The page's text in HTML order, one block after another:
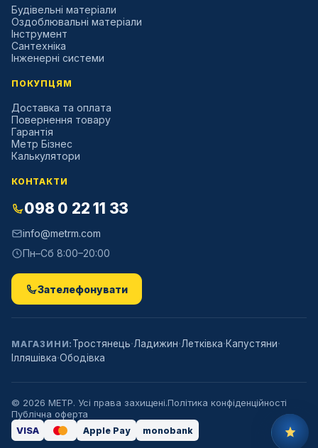
Будівельні матеріали
Оздоблювальні матеріали
Інструмент
Сантехніка
Інженерні системи
ПОКУПЦЯМ
Доставка та оплата
Повернення товару
Гарантія
Метр Бізнес
Калькулятори
КОНТАКТИ
098 0 22 11 33
info@metrm.com
Пн–Сб 8:00–20:00
Зателефонувати
МАГАЗИНИ: Тростянець·Ладижин·Летківка·Капустяни·
Ілляшівка·Ободівка
© 2026 МЕТР. Усі права захищені.Політика конфіденційності
Публічна оферта
VISA
Apple Pay monobank